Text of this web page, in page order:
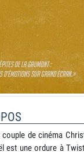
couple de cinéma
est une ordure à